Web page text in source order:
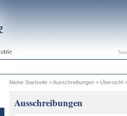
Meine Startseite >Ausschreibungen > Übersicht
Ausschreibungen